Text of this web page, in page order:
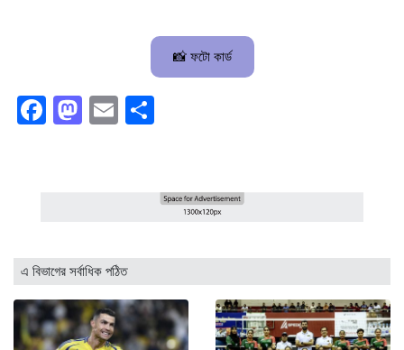
📸 ফটো কার্ড
Facebook
Mastodon
Email
এ বিভাগের সর্বাধিক পঠিত